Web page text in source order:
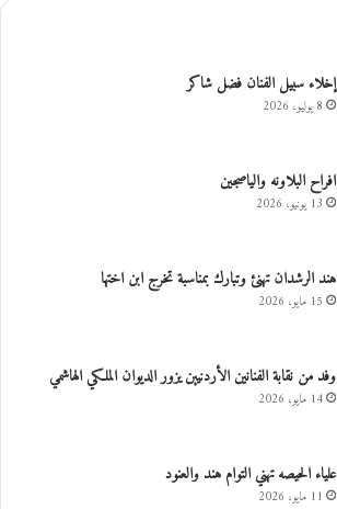
إخلاء سبيل الفنان فضل شاكر
8 يوليو، 2026
افراح البلاونه والياصجين
13 يونيو، 2026
هند الرشدان تهنئ وتبارك بمناسبة تخرج ابن اختها
15 مايو، 2026
وفد من نقابة الفنانين الأردنيين يزور الديوان الملكي الهاشمي
14 مايو، 2026
علياء الحيصه تهني التوام هند والعنود
11 مايو، 2026